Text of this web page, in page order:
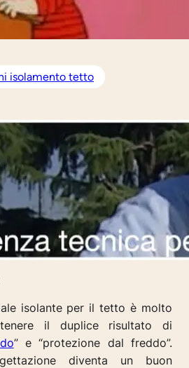
isolamento tetto
isolante per il tetto è molto
il duplice risultato di
” e “protezione dal freddo”.
diventa un buon